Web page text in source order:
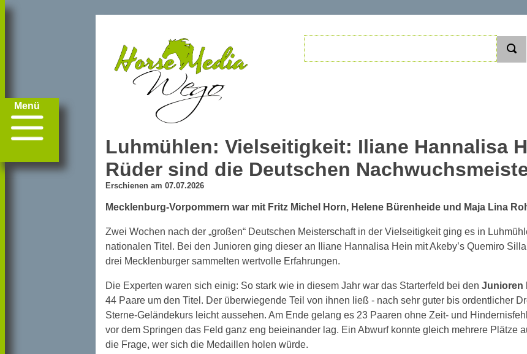
Luhmühlen: Vielseitigkeit: Iliane Hannalisa
Rüder sind die Deutschen
Erschienen am 07.07.2026
Mecklenburg-Vorpommern war mit Fritz Michel Horn, Helene Bürenheide und Maja Lina
Zwei Wochen nach der „großen“ Deutschen Meisterschaft in der Vielseitigkeit ging es in
nationalen Titel. Bei den Junioren ging dieser an Iliane Hannalisa Hein mit Akeby’s Quemiro
drei Mecklenburger sammelten wertvolle Erfahrungen.
Die Experten waren sich einig: So stark wie in diesem Jahr war das Starterfeld bei den Junioren
44 Paare um den Titel. Der überwiegende Teil von ihnen ließ - nach sehr guter bis ordentlicher
Sterne-Geländekurs leicht aussehen. Am Ende gelang es 23 Paaren ohne Zeit- und
vor dem Springen das Feld ganz eng beieinander lag. Ein Abwurf konnte gleich mehrere Plätze
die Frage, wer sich die Medaillen holen würde.
Menü